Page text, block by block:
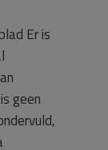
Er is
geen